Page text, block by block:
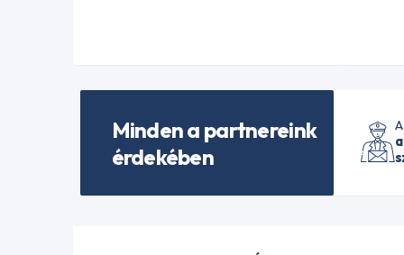
Minden a partnereink
érdekében